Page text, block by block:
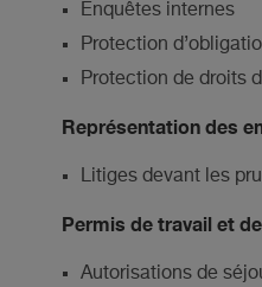
Enquêtes internes
Protection
Protection de droits
Représentation des
Litiges devant les
Permis de travail et
Autorisations de